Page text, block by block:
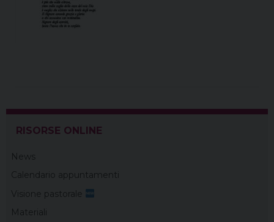
RISORSE ONLINE
News
Calendario appuntamenti
Visione pastorale
Materiali